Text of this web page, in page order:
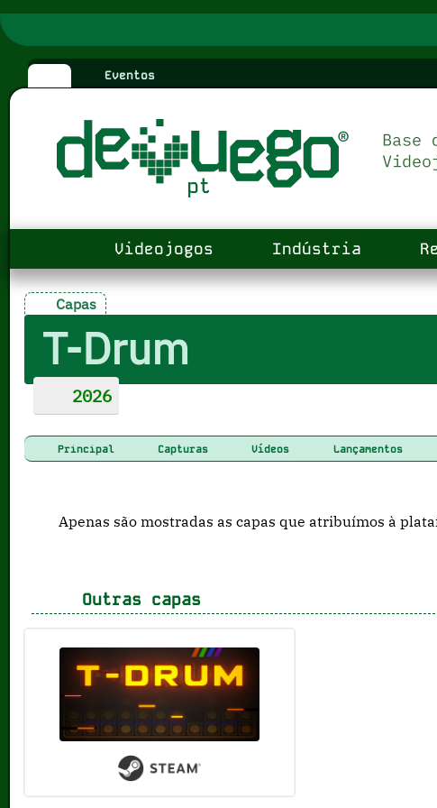
Eventos
Videojogos Indústria
Capas
T-Drum
2026
Principal Capturas Vídeos Lançamentos
Apenas são mostradas as capas que atribuímos à
Outras capas